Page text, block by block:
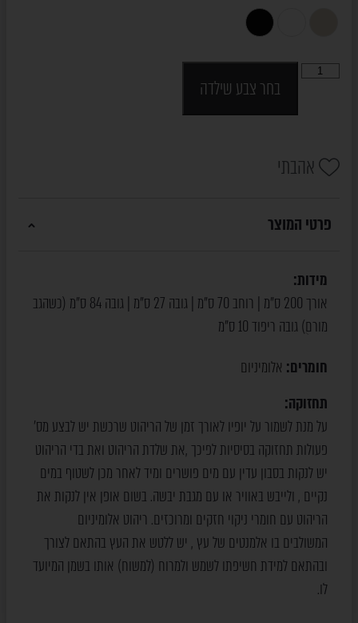
בחר צבע שילדה
אהבתי
פרטי המוצר
מידות:
אורך 200 ס"מ | רוחב 70 ס"מ | גובה 27 ס"מ | גובה 84 ס"מ (כשהגב
מורם)ֻ גובה ריפוד 10 ס"מ
חומרים: אלומיניום
תחזוקה:
על מנת לשמור על יופיו לאורך זמן של הריהוט שרכשת יש לבצע מס’
פעולות תחזוקה בסיסיות לפיכך ,את שלדת הריהוט ואת בדי הריהוט
יש לנקות בסבון עדין עם מים פושרים ומיד לאחר מכן לשטוף במים
נקיים , ולייבש באוויר או עם מגבת יבשה. בשום אופן אין לנקות את
הריהוט עם חומרי ניקוי חזקים ומרוכזים. ריהוט אלומיניום
המשולבים בו אלמנטים של עץ , יש ללטש את העץ בהתאם לצורך
ובהתאם למידת חשיפתו לשמש ולמרוח (למשוח) אותו בשמן המיועד
לו.